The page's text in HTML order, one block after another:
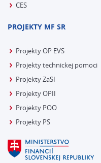
CES
PROJEKTY MF SR
Projekty OP EVS
Projekty technickej pomoci
Projekty ZaSI
Projekty OPII
Projekty POO
Projekty PS